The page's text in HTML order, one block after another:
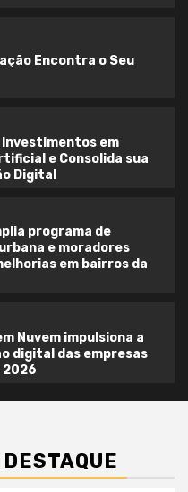
Encontra o Seu
em
e Consolida sua
Digital
programa de
e moradores
em bairros da
Nuvem impulsiona a
digital das empresas
2026